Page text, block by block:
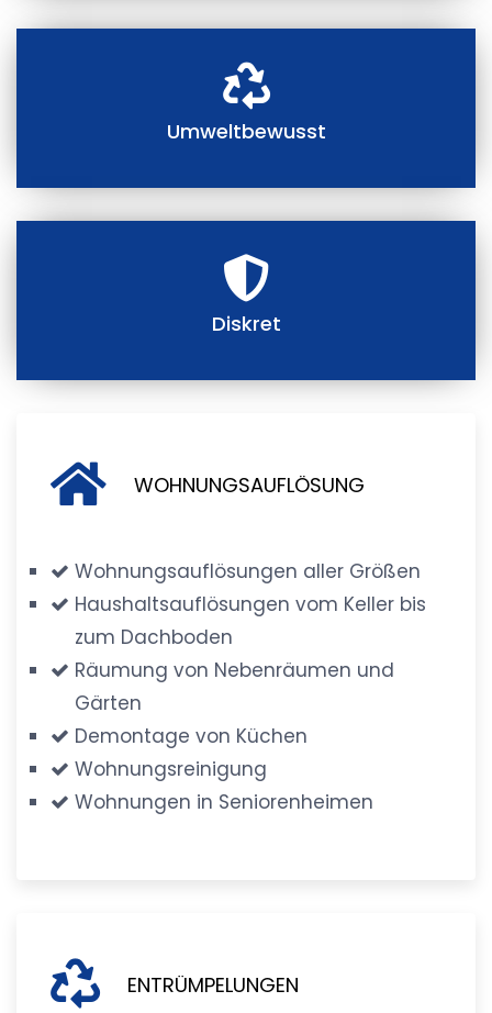
Umweltbewusst
Diskret
WOHNUNGSAUFLÖSUNG
Wohnungsauflösungen aller Größen
Haushaltsauflösungen vom Keller bis
zum Dachboden
Räumung von Nebenräumen und
Gärten
Demontage von Küchen
Wohnungsreinigung
Wohnungen in Seniorenheimen
ENTRÜMPELUNGEN